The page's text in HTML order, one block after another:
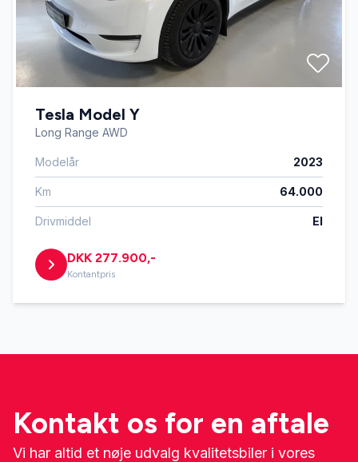
Tesla Model Y
Long Range AWD
Modelår 2023
Km 64.000
Drivmiddel El
DKK 277.900,-
Kontantpris
Kontakt os for en aftale
Vi har altid et nøje udvalg kvalitetsbiler i vores